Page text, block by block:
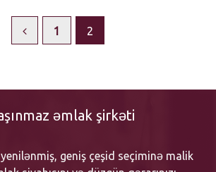
1 2
əmlak şirkəti
geniş çeşid seçiminə malik